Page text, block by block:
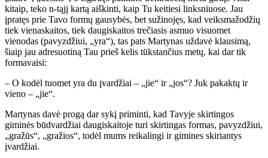
kitaip, teko n-tąjį kartą aiškinti, kaip Tu keitiesi linksniuose. Jau
įpratęs prie Tavo formų gausybės, bet sužinojęs, kad veiksmažodžių
tiek vienaskaitos, tiek daugiskaitos trečiasis asmuo visuomet
vienodas (pavyzdžiui, „yra“), tas pats Martynas uždavė klausimą,
šiaip jau adresuotiną Tau prieš kelis tūkstančius metų, kai dar tik
formavaisi:
– O kodėl tuomet yra du įvardžiai – „jie“ ir „jos“? Juk pakaktų ir
vieno – „jie“.
Martynas davė progą dar sykį priminti, kad Tavyje skirtingos
giminės būdvardžiai daugiskaitoje turi skirtingas formas, pavyzdžiui,
„gražūs“, „gražios“, todėl mums reikalingi ir gimines skiriantys
įvardžiai.